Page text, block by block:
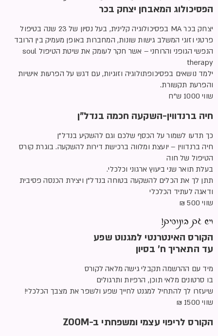
הפסיכולוג המאבחן יצחק בכר
יצחק בכר MA בפסיכולוגיה קלינית, בעל נסיון של 23 שנה בטיפול
פרטני וזוגי המשלב גישות שונות, המחברות באופן מעמיק בין הרובד
הנפשי הגופני והרוחני – אשר חקר לעומק את שיטת הטיפול soul
therapy
ילמד נושאים בפסיכופתולוגיה וזוגיות, עם דגש על הפרעות אישיות
והפרעת תקשורת.
שווי 1000 ש”ח
חיה ברנדווין-השקעה חכמה בנדל”ן
כך תדעו לשמור על הכסף שלכם וגם להשקיע בנדל”ן
חיה ברנדווין – יועצת ומלווה ברכישת דירות להשקעה. בוגרת קורס
הטיפול של חוה
בעלת תואר שני ביעוץ ארגוני וכלכלי.
תתן לך את הכלים להשקעה בטוחה בנדל”ן ויצירת הכנסה פסיבית
ודאגה לעתיד הכלכלי
שווי 500 ₪
ויש גם בונוסים!
הקורס האינטרנטי למגנוט שפע
עד התאריך ח’ בסיון
מיד עם ההרשמה תקבלי גישה מלאה לקורס
בו סרטונים מלאי תוכן, הרפיות ותרגולים
שיעזרו לך להתחיל למגנט לחייך שפע ולשפר את מצבך הכלכלי!
שווי 1500 ₪
הקורס לריפוי עצמי ומשפחתי ב-ZOOM